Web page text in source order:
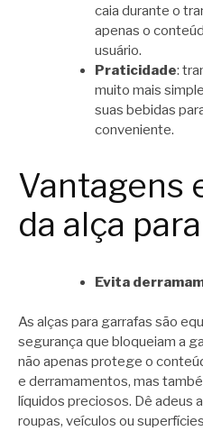
caia durante o
apenas o
usuário.
Praticidade:
muito mais
suas bebidas
conveniente.
Vantagens
da alça
Evita
As alças para garrafas são
segurança que bloqueiam a
não apenas protege o
e derramamentos, mas
líquidos preciosos. Dê adeus
roupas, veículos ou